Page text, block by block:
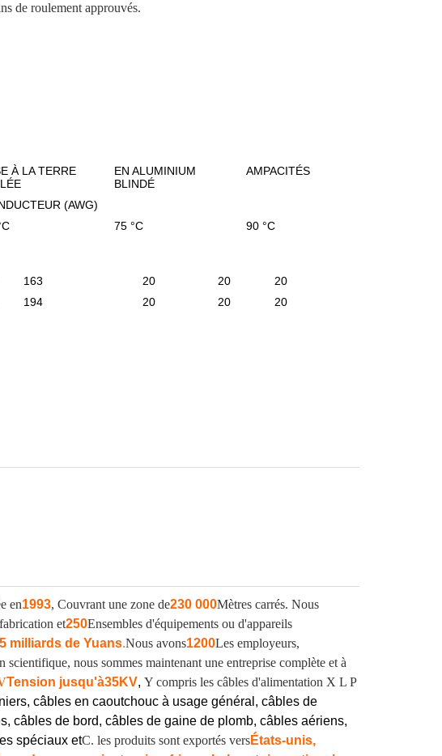
de roulement approuvés.
À LA TERRE
(AWG)
EN ALUMINIUM
BLINDÉ
AMPACITÉS
75 °C 90 °C
163 20 20
20
194 20 20 20
en1993, Couvrant une zone de230 000Mètres carrés. Nous
et250Ensembles d'équipements ou d'appareils
5 milliards de Yuans.Nous avons1200Les employeurs,
scientifique, nous sommes maintenant une entreprise complète et à
Tension jusqu'à35KV, Y compris les câbles d'alimentation X L P
câbles en caoutchouc à usage général, câbles de
câbles de bord, câbles de gaine de plomb, câbles aériens,
spéciaux etC. les produits sont exportés versÉtats-unis,